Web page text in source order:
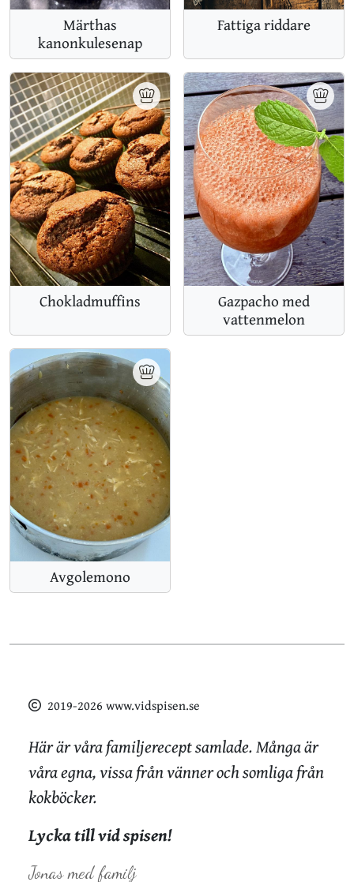
Märthas
kanonkulesenap
Fattiga riddare
Chokladmuffins
Gazpacho med
vattenmelon
Avgolemono
2019-2026 www.vidspisen.se
Här är våra familjerecept samlade.Många är
våra egna, vissa från vänner och somliga från
kokböcker.
Lycka till vid spisen!
Jonas med familj